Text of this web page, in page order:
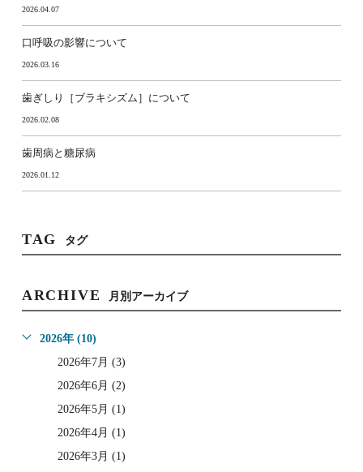
2026.04.07
口呼吸の影響について
2026.03.16
歯ぎしり［ブラキシズム］について
2026.02.08
歯周病と糖尿病
2026.01.12
TAG タグ
ARCHIVE 月別アーカイブ
2026年 (10)
2026年7月 (3)
2026年6月 (2)
2026年5月 (1)
2026年4月 (1)
2026年3月 (1)